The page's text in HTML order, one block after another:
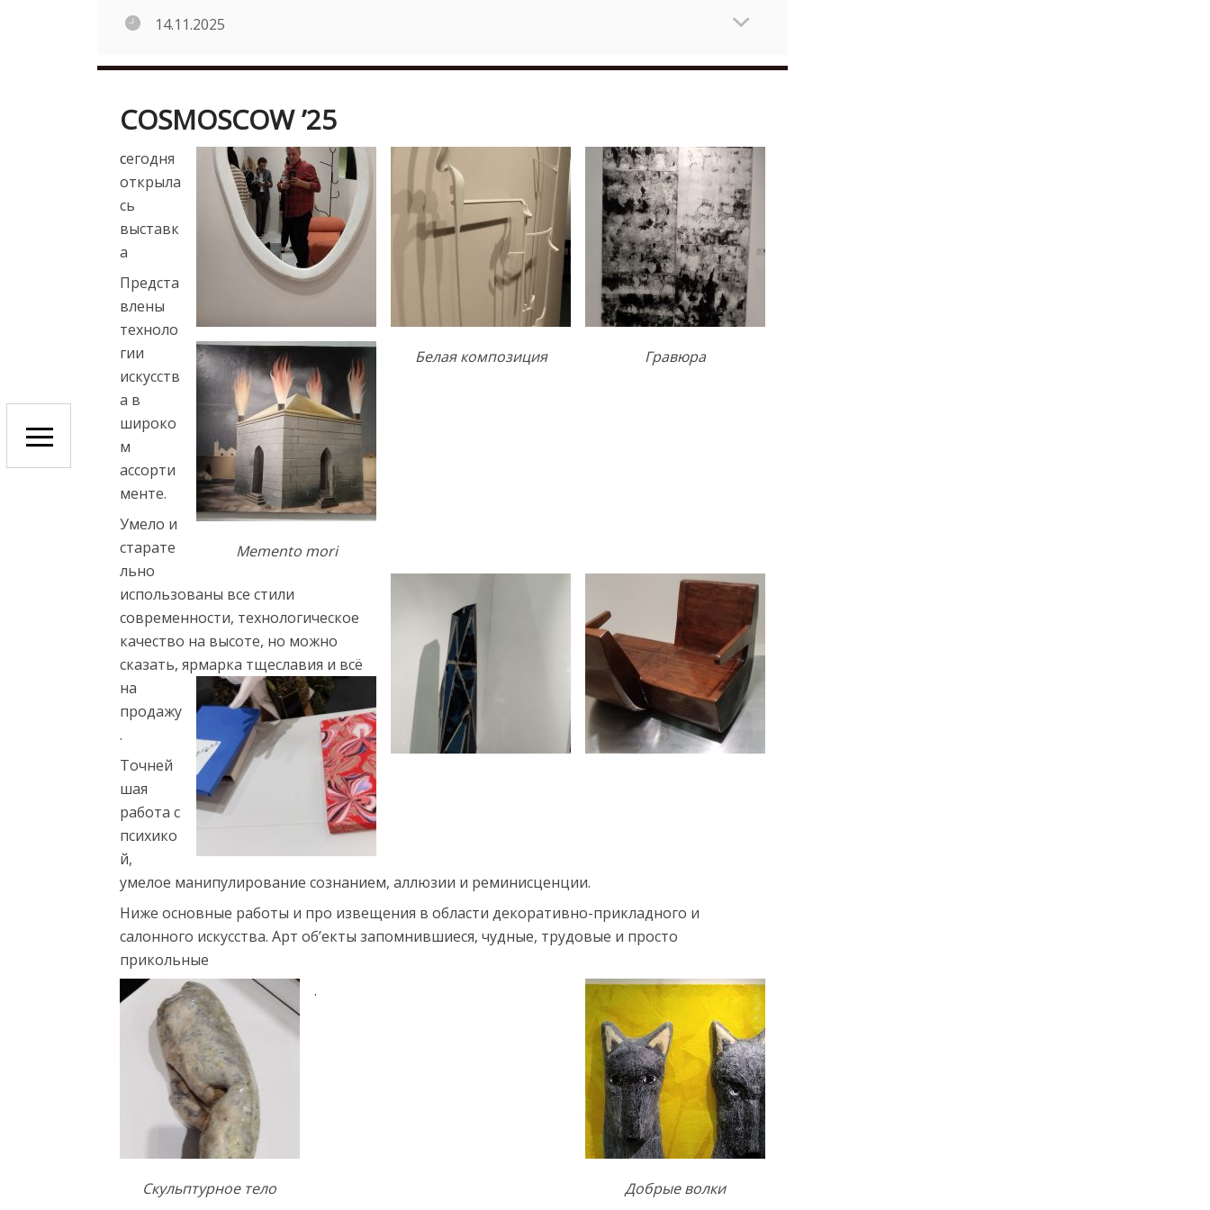
14.11.2025
COSMOSCOW ’25
Гравюра
Белая композиция
Memento mori
сегодня
открыла
сь
выставк
а
Предста
влены
техноло
гии
искусств
а в
широко
м
ассорти
менте.
Умело и
старате
льно
использованы все стили
современности, технологическое
качество на высоте, но можно
сказать, ярмарка тщеславия и всё
на
продажу
.
Точней
шая
работа с
психико
й,
умелое манипулирование сознанием, аллюзии и реминисценции.
Ниже основные работы и про извещения в области декоративно-прикладного и
салонного искусства. Арт об’екты запомнившиеся, чудные, трудовые и просто
прикольные
Скульптурное тело Добрые волки
.